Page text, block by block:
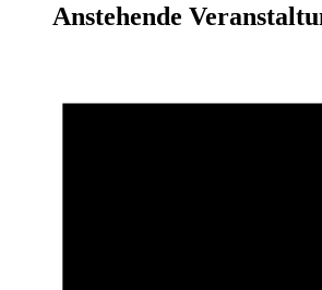
Anstehende